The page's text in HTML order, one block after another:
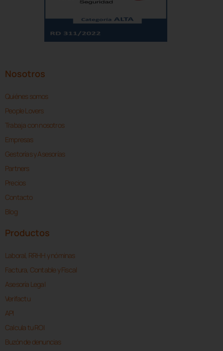
Nosotros
Quiénes somos
People Lovers
Trabaja con nosotros
Empresas
Gestorías y Asesorías
Partners
Precios
Contacto
Blog
Productos
Laboral, RRHH y nóminas
Factura, Contable y Fiscal
Asesoría Legal
Verifactu
API
Calcula tu ROI
Buzón de denuncias